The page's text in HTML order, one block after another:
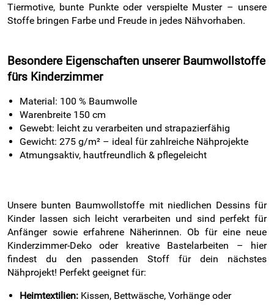
Tiermotive, bunte Punkte oder verspielte Muster – unsere
Stoffe bringen Farbe und Freude in jedes Nähvorhaben.
Besondere Eigenschaften unserer Baumwollstoffe
fürs Kinderzimmer
Material: 100 % Baumwolle
Warenbreite 150 cm
Gewebt: leicht zu verarbeiten und strapazierfähig
Gewicht: 275 g/m² – ideal für zahlreiche Nähprojekte
Atmungsaktiv, hautfreundlich & pflegeleicht
Unsere bunten Baumwollstoffe mit niedlichen Dessins für
Kinder lassen sich leicht verarbeiten und sind perfekt für
Anfänger sowie erfahrene Näherinnen. Ob für eine neue
Kinderzimmer-Deko oder kreative Bastelarbeiten – hier
findest du den passenden Stoff für dein nächstes
Nähprojekt! Perfekt geeignet für:
Heimtextilien: Kissen, Bettwäsche, Vorhänge oder